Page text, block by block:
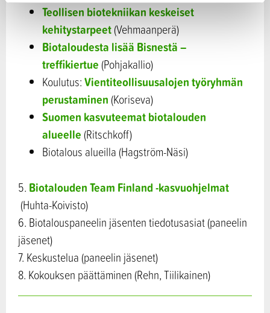
Teollisen biotekniikan keskeiset
kehitystarpeet(Vehmaanperä)
Biotaloudesta lisää Bisnestä –
treffikiertue (Pohjakallio)
Koulutus:Vientiteollisuusalojen työryhmän
perustaminen (Koriseva)
Suomen kasvuteemat biotalouden
alueelle (Ritschkoff)
Biotalous alueilla (Hagström-Näsi)
5. Biotalouden Team Finland -kasvuohjelmat
(Huhta-Koivisto)
6. Biotalouspaneelin jäsenten tiedotusasiat (paneelin
jäsenet)
7. Keskustelua (paneelin jäsenet)
8. Kokouksen päättäminen (Rehn, Tiilikainen)